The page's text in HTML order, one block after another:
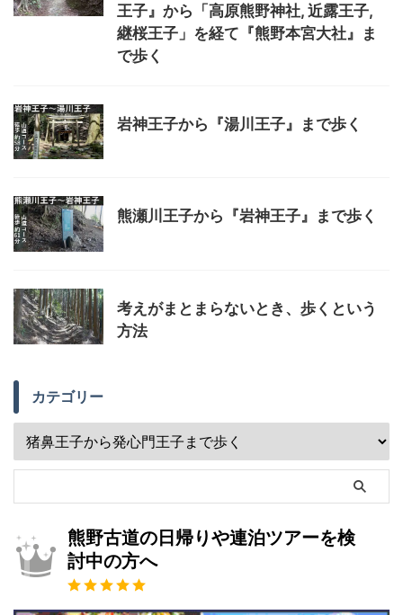
王子』から「高原熊野神社, 近露王子,
継桜王子」を経て『熊野本宮大社』ま
で歩く
岩神王子から『湯川王子』まで歩く
熊瀬川王子から『岩神王子』まで歩く
考えがまとまらないとき、歩くという
方法
カテゴリー
熊野古道の日帰りや連泊ツアーを検
討中の方へ